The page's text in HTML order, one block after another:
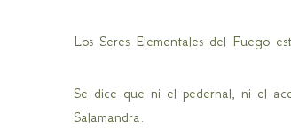
Los Seres Elementales del Fuego
Se dice que ni el pedernal, ni el
Salamandra.